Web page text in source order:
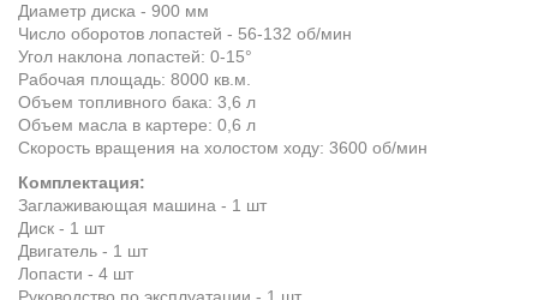
Диаметр диска - 900 мм
Число оборотов лопастей - 56-132 об/мин
Угол наклона лопастей: 0-15°
Рабочая площадь: 8000 кв.м.
Объем топливного бака: 3,6 л
Объем масла в картере: 0,6 л
Скорость вращения на холостом ходу: 3600 об/мин
Комплектация:
Заглаживающая машина - 1 шт
Диск - 1 шт
Двигатель - 1 шт
Лопасти - 4 шт